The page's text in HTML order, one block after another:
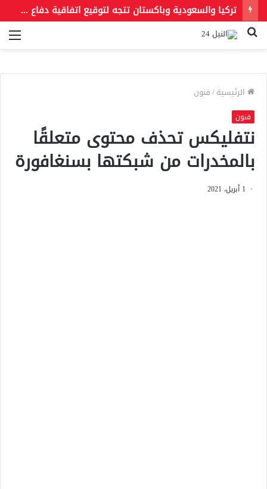
تركيا والسعودية وباكستان تتجه لتوقيع اتفاقية دفاع مشترك اليوم
بحث
الرئيسية/فنون
فنون
نتفليكس تحذف محتوى متعلقًا
بالمخدرات من شبكتها بسنغافورة
1 أبريل، 2021